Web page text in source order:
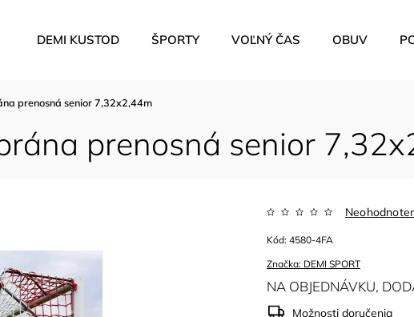
DEMI KUSTOD ŠPORTY VOĽNÝ ČAS OBUV
prenosná senior 7,32x2,44m
prenosná senior
Značka: DEMI SPORT
Kód: 4580-4FA
NA OBJEDNÁVKU,
Možnosti doručenia